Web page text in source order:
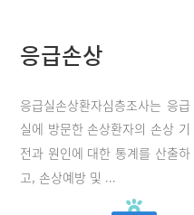
응급손상
응급실손상환자심층조사는 응급
실에 방문한 손상환자의 손상 기
전과 원인에 대한 통계를 산출하
고, 손상예방 및 ...